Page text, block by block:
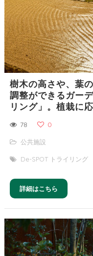
樹木の高さや、葉
調整ができるガー
リング」。植栽に
78 0
公共施設
De-SPOT トライリング
詳細はこちら